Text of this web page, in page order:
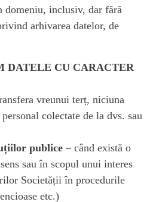
domeniu, inclusiv, dar fără
arhivarea datelor, de
DATELE CU CARACTER
vreunui terț, niciuna
colectate de la dvs. sau
publice – când există o
sau în scopul unui interes
Societății în procedurile
etc.)